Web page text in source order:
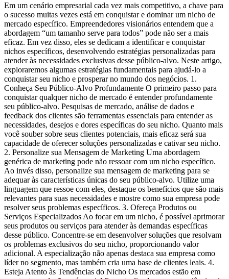
Em um cenário empresarial cada vez mais competitivo, a chave para
o sucesso muitas vezes está em conquistar e dominar um nicho de
mercado específico. Empreendedores visionários entendem que a
abordagem “um tamanho serve para todos” pode não ser a mais
eficaz. Em vez disso, eles se dedicam a identificar e conquistar
nichos específicos, desenvolvendo estratégias personalizadas para
atender às necessidades exclusivas desse público-alvo. Neste artigo,
exploraremos algumas estratégias fundamentais para ajudá-lo a
conquistar seu nicho e prosperar no mundo dos negócios. 1.
Conheça Seu Público-Alvo Profundamente O primeiro passo para
conquistar qualquer nicho de mercado é entender profundamente
seu público-alvo. Pesquisas de mercado, análise de dados e
feedback dos clientes são ferramentas essenciais para entender as
necessidades, desejos e dores específicas do seu nicho. Quanto mais
você souber sobre seus clientes potenciais, mais eficaz será sua
capacidade de oferecer soluções personalizadas e cativar seu nicho.
2. Personalize sua Mensagem de Marketing Uma abordagem
genérica de marketing pode não ressoar com um nicho específico.
Ao invés disso, personalize sua mensagem de marketing para se
adequar às características únicas do seu público-alvo. Utilize uma
linguagem que ressoe com eles, destaque os benefícios que são mais
relevantes para suas necessidades e mostre como sua empresa pode
resolver seus problemas específicos. 3. Ofereça Produtos ou
Serviços Especializados Ao focar em um nicho, é possível aprimorar
seus produtos ou serviços para atender às demandas específicas
desse público. Concentre-se em desenvolver soluções que resolvam
os problemas exclusivos do seu nicho, proporcionando valor
adicional. A especialização não apenas destaca sua empresa como
líder no segmento, mas também cria uma base de clientes leais. 4.
Esteja Atento às Tendências do Nicho Os mercados estão em